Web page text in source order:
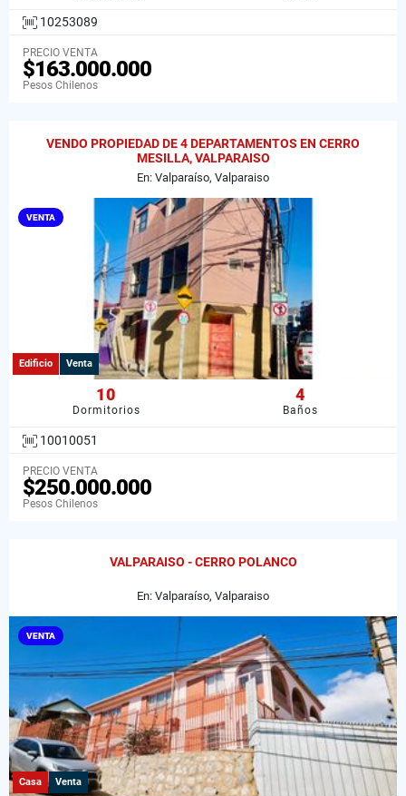
10253089
PRECIO VENTA
$163.000.000
Pesos Chilenos
VENDO PROPIEDAD DE 4 DEPARTAMENTOS EN CERRO
MESILLA, VALPARAISO
En: Valparaíso, Valparaiso
VENTA
Edificio Venta
10
Dormitorios
4
Baños
10010051
PRECIO VENTA
$250.000.000
Pesos Chilenos
VALPARAISO - CERRO POLANCO
En: Valparaíso, Valparaiso
VENTA
Casa Venta